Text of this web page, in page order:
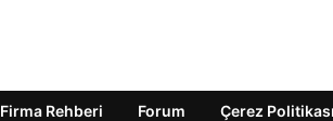
Firma Rehberi Forum Çerez Politikası